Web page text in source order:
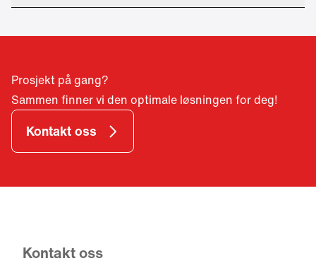
Prosjekt på gang?
Sammen finner vi den optimale løsningen for deg!
Kontakt oss
Kontakt oss